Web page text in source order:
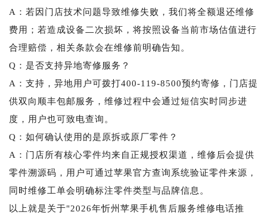
A：若因门店技术问题导致维修失败，我们将全额退还维修
费用；若造成设备二次损坏，将按照设备当前市场估值进行
合理赔偿，相关条款会在维修前明确告知。
Q：是否支持异地寄修服务？
A：支持，异地用户可拨打400-119-8500预约寄修，门店提
供双向顺丰包邮服务，维修过程中会通过短信实时同步进
度，用户也可致电查询。
Q：如何确认使用的是原拆或原厂零件？
A：门店所有核心零件均来自正规授权渠道，维修后会提供
零件溯源码，用户可通过苹果官方查询系统验证零件来源，
同时维修工单会明确标注零件类型与品牌信息。
以上就是关于"2026年忻州苹果手机售后服务维修电话推